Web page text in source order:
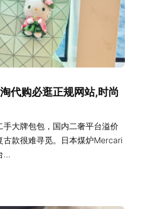
代购必逛正规网站,时尚
大牌包包，国内二奢平台溢价
古款很难寻觅。日本煤炉Mercari
...